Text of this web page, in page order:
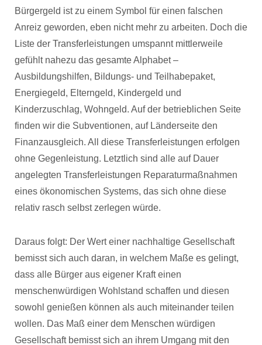
Bürgergeld ist zu einem Symbol für einen falschen
Anreiz geworden, eben nicht mehr zu arbeiten. Doch die
Liste der Transferleistungen umspannt mittlerweile
gefühlt nahezu das gesamte Alphabet –
Ausbildungshilfen, Bildungs- und Teilhabepaket,
Energiegeld, Elterngeld, Kindergeld und
Kinderzuschlag, Wohngeld. Auf der betrieblichen Seite
finden wir die Subventionen, auf Länderseite den
Finanzausgleich. All diese Transferleistungen erfolgen
ohne Gegenleistung. Letztlich sind alle auf Dauer
angelegten Transferleistungen Reparaturmaßnahmen
eines ökonomischen Systems, das sich ohne diese
relativ rasch selbst zerlegen würde.
Daraus folgt: Der Wert einer nachhaltige Gesellschaft
bemisst sich auch daran, in welchem Maße es gelingt,
dass alle Bürger aus eigener Kraft einen
menschenwürdigen Wohlstand schaffen und diesen
sowohl genießen können als auch miteinander teilen
wollen. Das Maß einer dem Menschen würdigen
Gesellschaft bemisst sich an ihrem Umgang mit den